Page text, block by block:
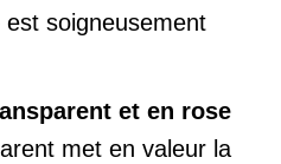
soigneusement
et en rose
met en valeur la